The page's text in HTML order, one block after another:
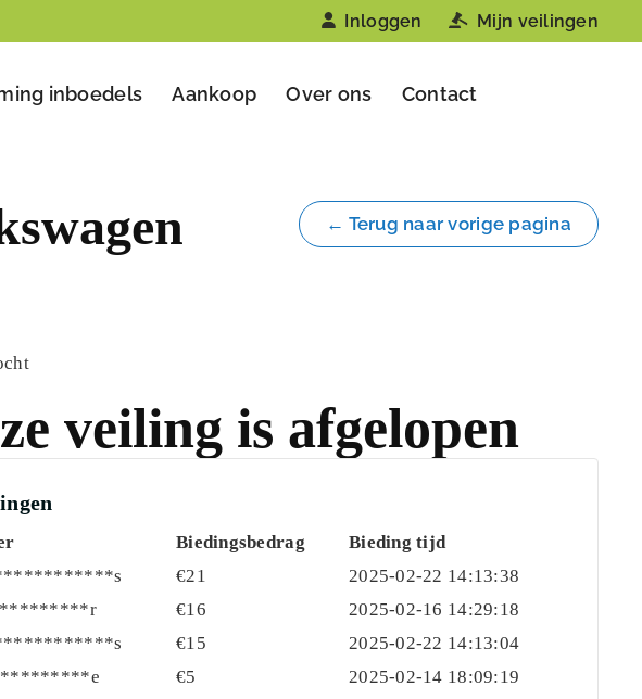
Inloggen Mijn veilingen
inboedels Aankoop Over ons Contact
← Terug naar vorige pagina
veiling is afgelopen
Biedingsbedrag
Bieding tijd
€21
2025-02-22 14:13:38
€16
2025-02-16 14:29:18
€15
2025-02-22 14:13:04
€5
2025-02-14 18:09:19